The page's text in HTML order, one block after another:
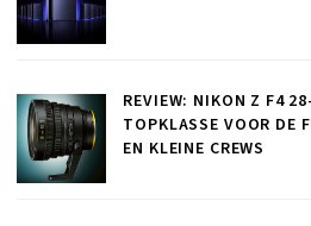
REVIEW: NIKON Z F4
TOPKLASSE VOOR DE
EN KLEINE CREWS